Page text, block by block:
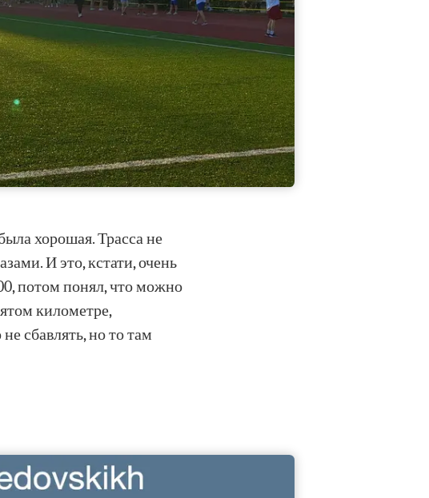
хорошая. Трасса не
И это, кстати, очень
потом понял, что можно
километре,
сбавлять, но то там